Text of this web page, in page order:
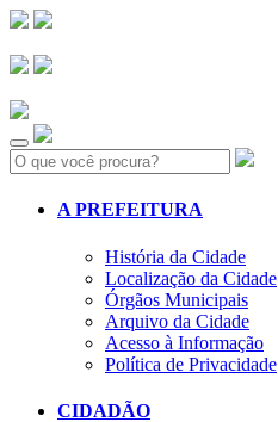
Search:
A PREFEITURA
História da Cidade
Localização da Cidade
Órgãos Municipais
Arquivo da Cidade
Acesso à Informação
Política de Privacidade
CIDADÃO